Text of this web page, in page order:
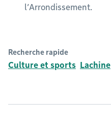
l’Arrondissement.
Recherche rapide
Culture et sports Lachine